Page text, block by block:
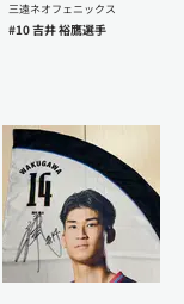
三遠ネオフェニックス
#10 吉井 裕鷹選手